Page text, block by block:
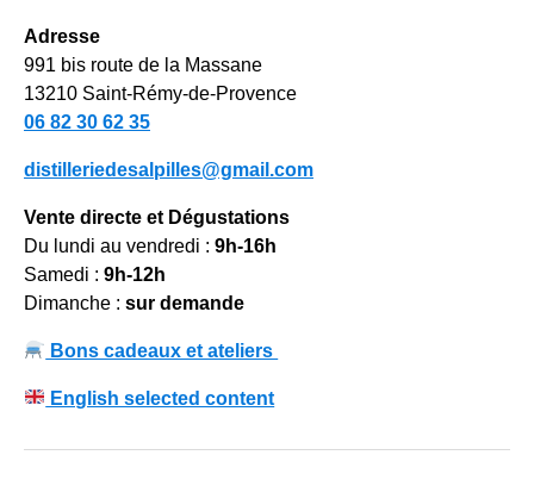
Adresse
991 bis route de la Massane
13210 Saint-Rémy-de-Provence
06 82 30 62 35
distilleriedesalpilles@gmail.com
Vente directe et Dégustations
Du lundi au vendredi : 9h-16h
Samedi : 9h-12h
Dimanche : sur demande
Bons cadeaux et ateliers
English selected content